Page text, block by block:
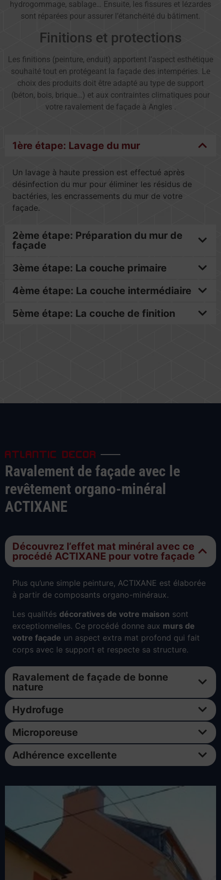
hydrogommage, sablage… Ensuite, les fissures et lézardes
sont réparées pour assurer l’étanchéité du bâtiment.
Finitions et protections
Les finitions (peinture, enduit) apportent l’aspect esthétique
souhaité tout en protégeant la façade des intempéries. Le
choix des produits doit être adapté au type de support
(béton, bois, brique…) et aux contraintes climatiques pour
votre ravalement de façade à Angles .
1ère étape: Lavage du mur
Un lavage à haute pression est effectué après
désinfection du mur pour éliminer les résidus de
bactéries, les encrassements du mur de votre
façade.
2ème étape: Préparation du mur de
façade
3ème étape: La couche primaire
4ème étape: La couche intermédiaire
5ème étape: La couche de finition
ATLANTIC DECOR
Ravalement de façade avec le
revêtement organo-minéral
ACTIXANE
Découvrez l’effet mat minéral avec ce
procédé ACTIXANE pour votre façade
Plus qu’une simple peinture, ACTIXANE est élaborée
à partir de composants organo-minéraux.
Les qualités décoratives de votre maison sont
exceptionnelles. Ce procédé donne aux murs de
votre façade un aspect extra mat profond qui fait
corps avec le support et respecte sa structure.
Ravalement de façade de bonne
nature
Hydrofuge
Microporeuse
Adhérence excellente